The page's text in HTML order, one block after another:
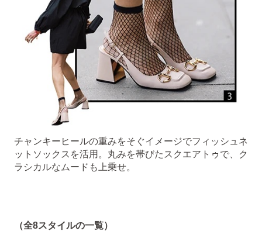
チャンキーヒールの重みをそぐイメージでフィッシュネ
ットソックスを活用。丸みを帯びたスクエアトゥで、ク
ラシカルなムードも上乗せ。
（全8スタイルの一覧）